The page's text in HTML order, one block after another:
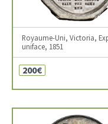
Royaume-Uni, Victoria,
uniface, 1851
200€